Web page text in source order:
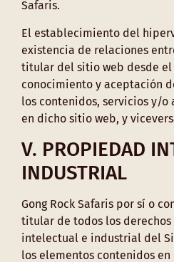
Safaris.
El establecimiento del
existencia de relaciones
titular del sitio web desde el
conocimiento y aceptación
los contenidos, servicios y/
en dicho sitio web, y
V. PROPIEDAD
INDUSTRIAL
Gong Rock Safaris por sí o
titular de todos los
intelectual e industrial del
los elementos contenidos